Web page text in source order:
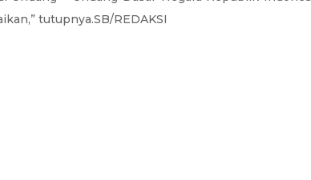
tutupnya.SB/REDAKSI